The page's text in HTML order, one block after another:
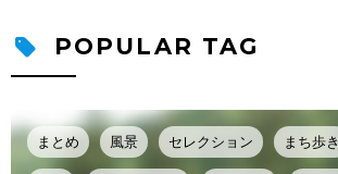
POPULAR TAG
まとめ 風景 セレクション まち歩き